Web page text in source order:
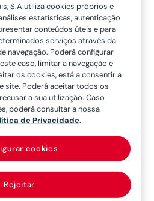
mais utilizado, mas
se cada vez mais
nos tempos que correm,
veículo para
profissional e, ao
vida privada. É o que...
banco elevatório nas
para bebés?
bancos elevatórios que
cadeiras auto? A
S.A utiliza cookies próprios e
estatísticas, autenticação
conteúdos úteis e para
serviços através da
navegação. Poderá configurar
caso, limitar a navegação e
os cookies, está a consentir a
site. Poderá aceitar todos os
a sua utilização. Caso
poderá consultar a nossa
de Privacidade.
Rejeitar
cookies